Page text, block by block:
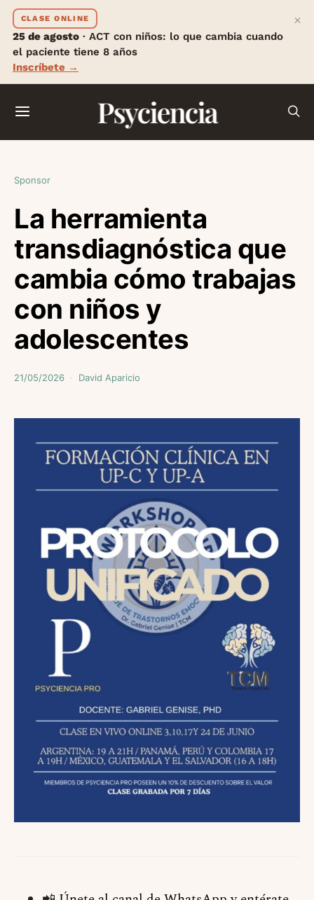
CLASE ONLINE
25 de agosto · ACT con niños: lo que cambia cuando
el paciente tiene 8 años
Inscríbete →
×
Psyciencia
Sponsor
La herramienta
transdiagnóstica que
cambia cómo trabajas
con niños y
adolescentes
21/05/2026 David Aparicio